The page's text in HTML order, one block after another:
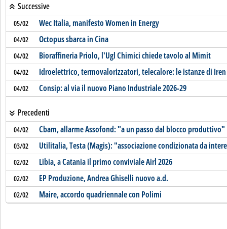
Successive
05/02 Wec Italia, manifesto Women in Energy
04/02 Octopus sbarca in Cina
04/02 Bioraffineria Priolo, l'Ugl Chimici chiede tavolo al Mimit
04/02 Idroelettrico, termovalorizzatori, telecalore: le istanze di
04/02 Consip: al via il nuovo Piano Industriale 2026-29
Precedenti
04/02 Cbam, allarme Assofond: "a un passo dal blocco produttivo"
03/02 Utilitalia, Testa (Magis): "associazione condizionata da
02/02 Libia, a Catania il primo conviviale Airl 2026
02/02 EP Produzione, Andrea Ghiselli nuovo a.d.
02/02 Maire, accordo quadriennale con Polimi